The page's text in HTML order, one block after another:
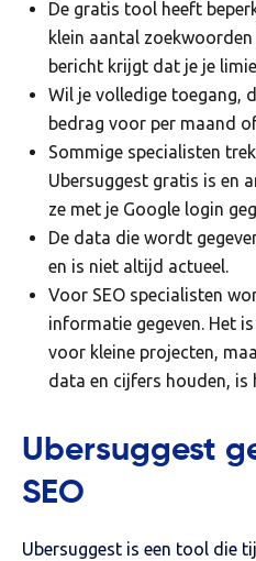
De gratis tool heeft
klein aantal
bericht krijgt dat je je
Wil je volledige toegang,
bedrag voor per maand
Sommige specialisten
Ubersuggest gratis is en
ze met je Google login
De data die wordt
en is niet altijd actueel.
Voor SEO specialisten
informatie gegeven. Het
voor kleine projecten,
data en cijfers houden, is
Ubersuggest
SEO
Ubersuggest is een tool die